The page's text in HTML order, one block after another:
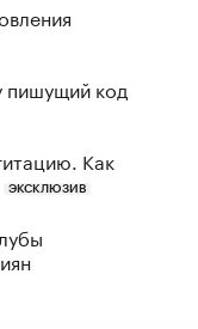
пишущий код
Как
ЭКСКЛЮЗИВ